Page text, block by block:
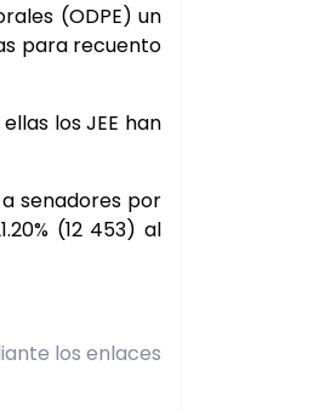
(ODPE) un
para recuento
los JEE han
senadores por
(12 453) al
los enlaces